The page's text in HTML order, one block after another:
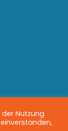
Nutzung